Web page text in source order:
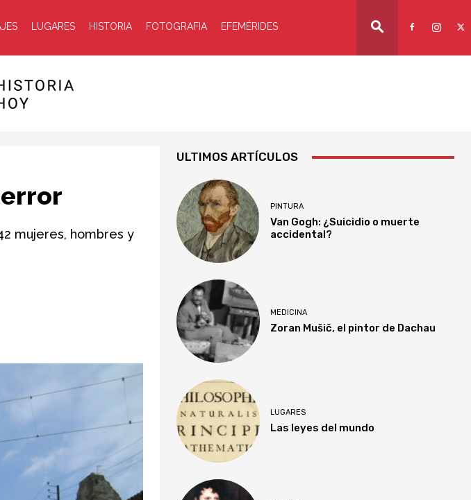
LUGARES HISTORIA FOTOGRAFIA EFEMÉRIDES
mujeres, hombres y
ULTIMOS ARTÍCULOS
PINTURA
Van Gogh: ¿Suicidio o muerte
accidental?
MEDICINA
Zoran Mušič, el pintor de Dachau
LUGARES
Las leyes del mundo